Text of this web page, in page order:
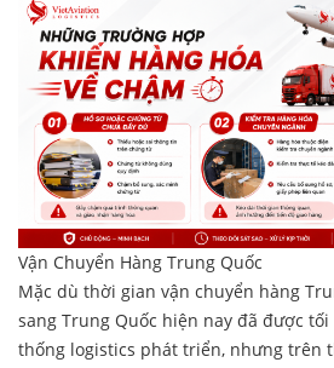
Vận Chuyển Hàng Trung Quốc
Mặc dù thời gian vận chuyển hàng
sang Trung Quốc hiện nay đã được
thống logistics phát triển, nhưng trên